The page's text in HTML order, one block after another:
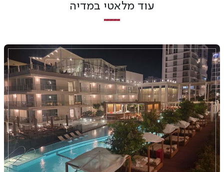
עוד מלאטי במדיה